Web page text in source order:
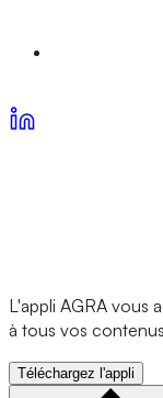
L'appli AGRA vous
à tous vos
Téléchargez l'appli